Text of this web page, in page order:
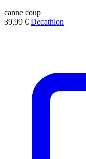
canne coup
39,99 € Decathlon